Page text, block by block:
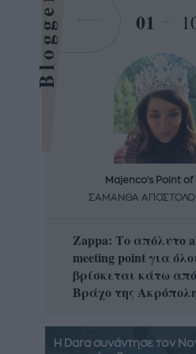
Bloggers 01
Majenco's Point of
ΣΑΜΑΝΘΑ
Zappa: Το απόλυτο
meeting point για
βρίσκεται κάτω
Βράχο της
Η Dara συνάντησε τον